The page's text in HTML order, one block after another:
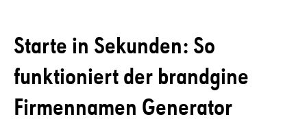
Starte in Sekunden: So
funktioniert der brandgine
Firmen­namen Generator